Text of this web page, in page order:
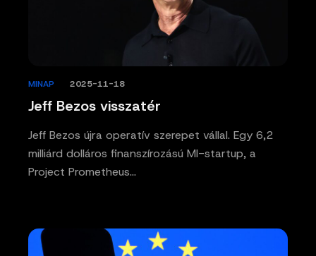
Jeff Bezos visszatér
MINAP 2025-11-18
Jeff Bezos újra operatív szerepet vállal. Egy 6,2
milliárd dolláros finanszírozású MI-startup, a
Project Prometheus…